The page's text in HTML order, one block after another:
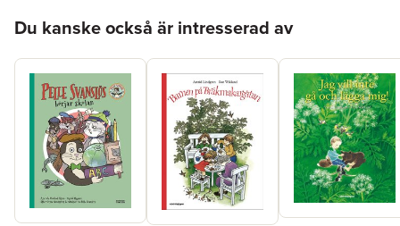
Du kanske också är intresserad av